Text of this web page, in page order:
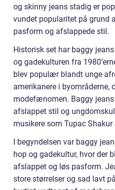
og skinny jeans stadig er
vundet popularitet på grund
pasform og afslappede stil.
Historisk set har baggy
og gadekulturen fra
blev populær blandt unge
amerikanere i byområderne,
modefænomen. Baggy
afslappet stil og
musikere som Tupac
I begyndelsen var baggy
hop og gadekultur, hvor der
afslappet og løs pasform.
store størrelser og sad lavt